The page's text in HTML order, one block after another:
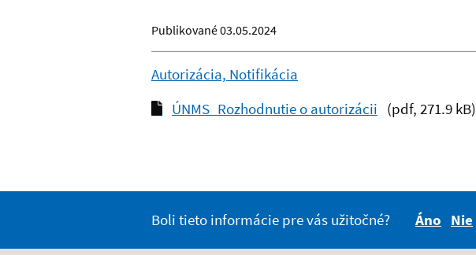
Publikované03.05.2024
Autorizácia, Notifikácia
ÚNMS_Rozhodnutie o autorizácii (pdf, 271.9 kB)
Boli tieto informácie pre vás užitočné? Áno Nie